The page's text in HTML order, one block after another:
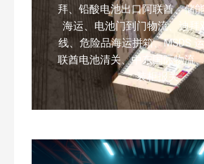
拜、铅酸电池出口阿联酋、储
海运、电池门到门物流、迪拜
线、危险品海运拼箱、MSDS
联酋电池清关、中东国际物流
装柜报关